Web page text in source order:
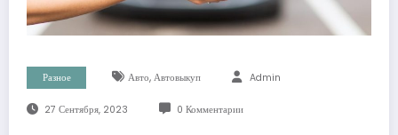
Разное Авто, Автовыкуп Admin
27 Сентября, 2023 0 Комментарии